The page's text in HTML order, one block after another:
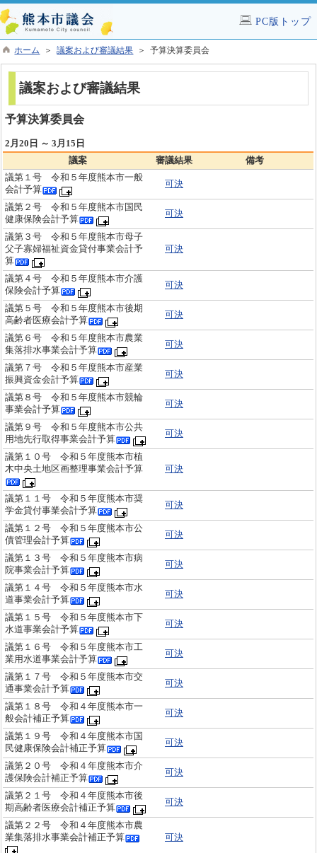
PC版トップ
ホーム ＞議案および審議結果 ＞ 予算決算委員会
議案および審議結果
予算決算委員会
2月20日 ～ 3月15日
議案
審議結果
備考
議第１号 令和５年度熊本市一般
会計予算
可決
議第２号 令和５年度熊本市国民
健康保険会計予算
可決
議第３号 令和５年度熊本市母子
父子寡婦福祉資金貸付事業会計予
算
可決
議第４号 令和５年度熊本市介護
保険会計予算
可決
議第５号 令和５年度熊本市後期
高齢者医療会計予算
可決
議第６号 令和５年度熊本市農業
集落排水事業会計予算
可決
議第７号 令和５年度熊本市産業
振興資金会計予算
可決
議第８号 令和５年度熊本市競輪
事業会計予算
可決
議第９号 令和５年度熊本市公共
用地先行取得事業会計予算
可決
議第１０号 令和５年度熊本市植
木中央土地区画整理事業会計予算
可決
議第１１号 令和５年度熊本市奨
学金貸付事業会計予算
可決
議第１２号 令和５年度熊本市公
債管理会計予算
可決
議第１３号 令和５年度熊本市病
院事業会計予算
可決
議第１４号 令和５年度熊本市水
道事業会計予算
可決
議第１５号 令和５年度熊本市下
水道事業会計予算
可決
議第１６号 令和５年度熊本市工
業用水道事業会計予算
可決
議第１７号 令和５年度熊本市交
通事業会計予算
可決
議第１８号 令和４年度熊本市一
般会計補正予算
可決
議第１９号 令和４年度熊本市国
民健康保険会計補正予算
可決
議第２０号 令和４年度熊本市介
護保険会計補正予算
可決
議第２１号 令和４年度熊本市後
期高齢者医療会計補正予算
可決
議第２２号 令和４年度熊本市農
業集落排水事業会計補正予算
可決